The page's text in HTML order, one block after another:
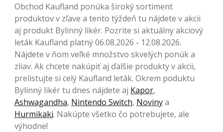
Obchod Kaufland ponúka široký sortiment
produktov v zľave a tento týždeň tu nájdete v akcii
aj produkt Bylinný likér. Pozrite si aktuálny akciový
leták Kaufland platný 06.08.2026 - 12.08.2026.
Nájdete v ňom veľké množstvo skvelých ponúk a
zliav. Ak chcete nakúpiť aj ďalšie produkty v akcii,
prelistujte si celý Kaufland leták. Okrem poduktu
Bylinný likér tu dnes nájdete aj Kapor,
Ashwagandha, Nintendo Switch, Novinya
Hurmikaki. Nakúpte všetko čo potrebujete, ale
výhodne!